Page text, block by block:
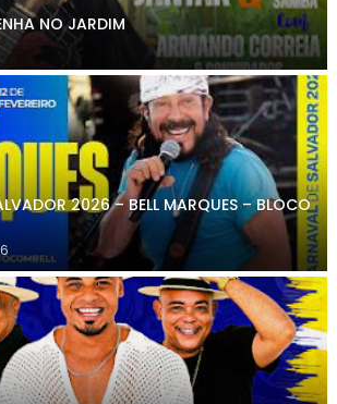
NO JARDIM
2026 – BELL MARQUES – BLOCO